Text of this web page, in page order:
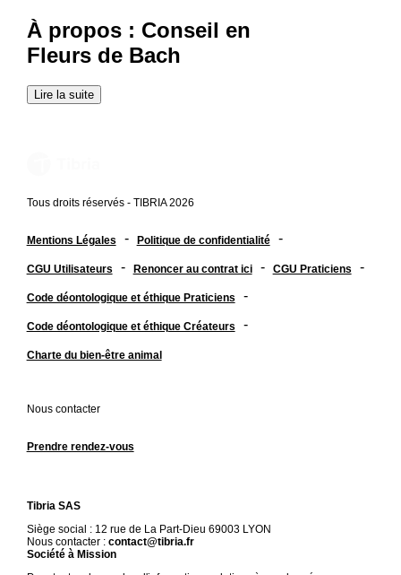
À propos : Conseil en
Fleurs de Bach
Lire la suite
Tous droits réservés - TIBRIA 2026
Mentions Légales - Politique de confidentialité -
CGU Utilisateurs - Renoncer au contrat ici - CGU Praticiens -
Code déontologique et éthique Praticiens -
Code déontologique et éthique Créateurs -
Charte du bien-être animal
Nous contacter
Prendre rendez-vous
Tibria SAS
Siège social : 12 rue de La Part-Dieu 69003 LYON
Nous contacter : contact@tibria.fr
Société à Mission